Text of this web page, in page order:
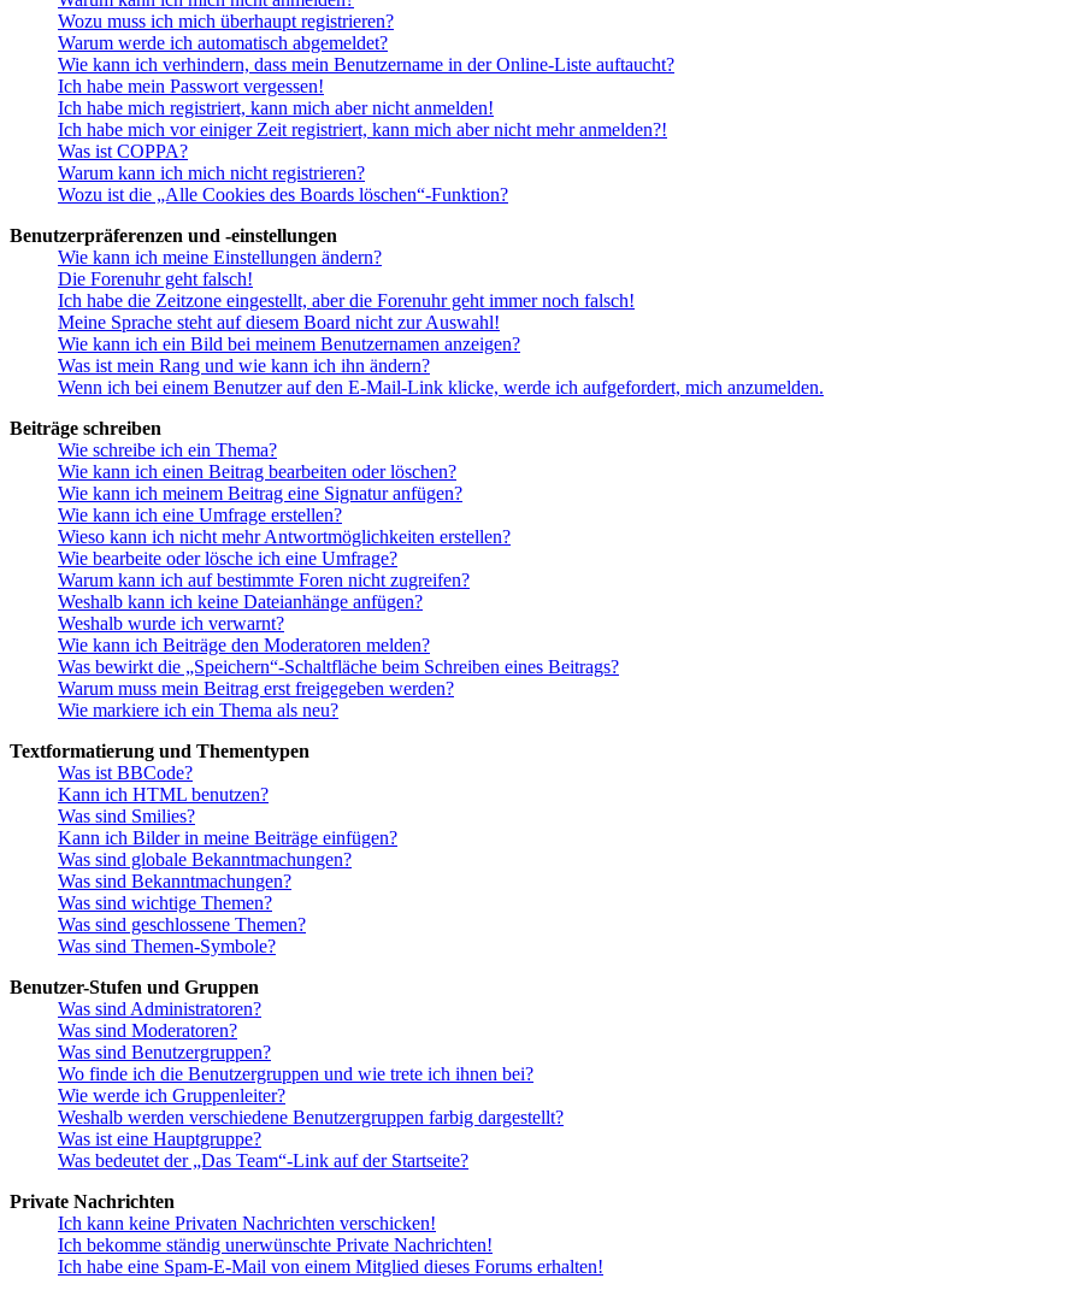
Wozu muss ich mich überhaupt registrieren?
Warum werde ich automatisch abgemeldet?
Wie kann ich verhindern, dass mein Benutzername in der Online-Liste auftaucht?
Ich habe mein Passwort vergessen!
Ich habe mich registriert, kann mich aber nicht anmelden!
Ich habe mich vor einiger Zeit registriert, kann mich aber nicht mehr anmelden?!
Was ist COPPA?
Warum kann ich mich nicht registrieren?
Wozu ist die „Alle Cookies des Boards löschen“-Funktion?
Benutzerpräferenzen und -einstellungen
Wie kann ich meine Einstellungen ändern?
Die Forenuhr geht falsch!
Ich habe die Zeitzone eingestellt, aber die Forenuhr geht immer noch falsch!
Meine Sprache steht auf diesem Board nicht zur Auswahl!
Wie kann ich ein Bild bei meinem Benutzernamen anzeigen?
Was ist mein Rang und wie kann ich ihn ändern?
Wenn ich bei einem Benutzer auf den E-Mail-Link klicke, werde ich aufgefordert, mich anzumelden.
Beiträge schreiben
Wie schreibe ich ein Thema?
Wie kann ich einen Beitrag bearbeiten oder löschen?
Wie kann ich meinem Beitrag eine Signatur anfügen?
Wie kann ich eine Umfrage erstellen?
Wieso kann ich nicht mehr Antwortmöglichkeiten erstellen?
Wie bearbeite oder lösche ich eine Umfrage?
Warum kann ich auf bestimmte Foren nicht zugreifen?
Weshalb kann ich keine Dateianhänge anfügen?
Weshalb wurde ich verwarnt?
Wie kann ich Beiträge den Moderatoren melden?
Was bewirkt die „Speichern“-Schaltfläche beim Schreiben eines Beitrags?
Warum muss mein Beitrag erst freigegeben werden?
Wie markiere ich ein Thema als neu?
Textformatierung und Thementypen
Was ist BBCode?
Kann ich HTML benutzen?
Was sind Smilies?
Kann ich Bilder in meine Beiträge einfügen?
Was sind globale Bekanntmachungen?
Was sind Bekanntmachungen?
Was sind wichtige Themen?
Was sind geschlossene Themen?
Was sind Themen-Symbole?
Benutzer-Stufen und Gruppen
Was sind Administratoren?
Was sind Moderatoren?
Was sind Benutzergruppen?
Wo finde ich die Benutzergruppen und wie trete ich ihnen bei?
Wie werde ich Gruppenleiter?
Weshalb werden verschiedene Benutzergruppen farbig dargestellt?
Was ist eine Hauptgruppe?
Was bedeutet der „Das Team“-Link auf der Startseite?
Private Nachrichten
Ich kann keine Privaten Nachrichten verschicken!
Ich bekomme ständig unerwünschte Private Nachrichten!
Ich habe eine Spam-E-Mail von einem Mitglied dieses Forums erhalten!